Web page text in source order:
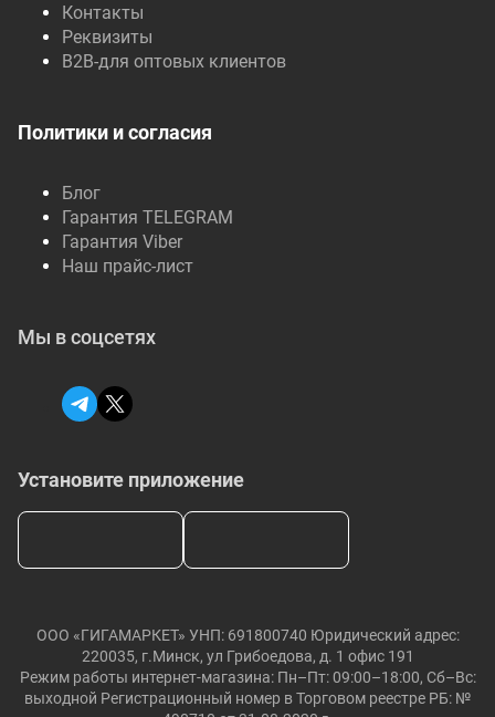
Контакты
Реквизиты
B2B-для оптовых клиентов
Политики и согласия
Блог
Гарантия TELEGRAM
Гарантия Viber
Наш прайс-лист
Установите приложение
Мы в соцсетях
ООО «ГИГАМАРКЕТ» УНП: 691800740 Юридический адрес:
220035, г.Минск, ул Грибоедова, д. 1 офис 191
Режим работы интернет-магазина: Пн–Пт: 09:00–18:00, Сб–Вс:
выходной Регистрационный номер в Торговом реестре РБ: №